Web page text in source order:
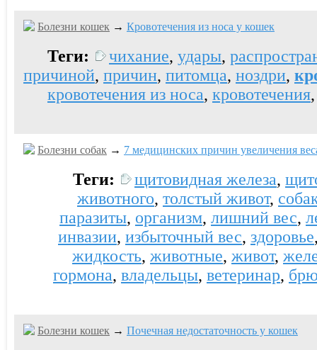
Болезни кошек → Кровотечения из носа у кошек
Теги: чихание, удары,
причиной, причин, питомца, ноздри,
кровотечения из носа, кровотечения
Болезни собак → 7 медицинских причин увеличения
Теги: щитовидная железа,
животного, толстый живот,
паразиты, организм, лишний вес,
инвазии, избыточный вес, здоровье
жидкость, животные, живот,
гормона, владельцы, ветеринар,
Болезни кошек → Почечная недостаточность у кошек